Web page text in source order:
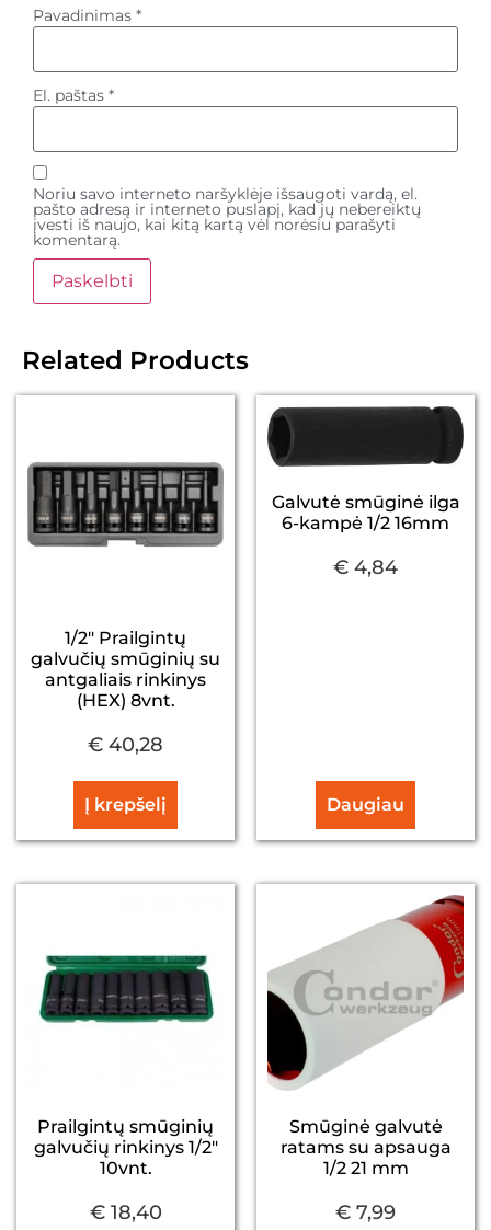
Pavadinimas *
El. paštas *
Noriu savo interneto naršyklėje išsaugoti vardą, el.
pašto adresą ir interneto puslapį, kad jų nebereiktų
įvesti iš naujo, kai kitą kartą vėl norėsiu parašyti
komentarą.
Related Products
1/2″ Prailgintų
galvučių smūginių su
antgaliais rinkinys
(HEX) 8vnt.
€ 40,28
Į krepšelį
Galvutė smūginė ilga
6-kampė 1/2 16mm
€ 4,84
Daugiau
Prailgintų smūginių
galvučių rinkinys 1/2″
10vnt.
€18,40
Smūginė galvutė
ratams su apsauga
1/2 21 mm
€ 7,99